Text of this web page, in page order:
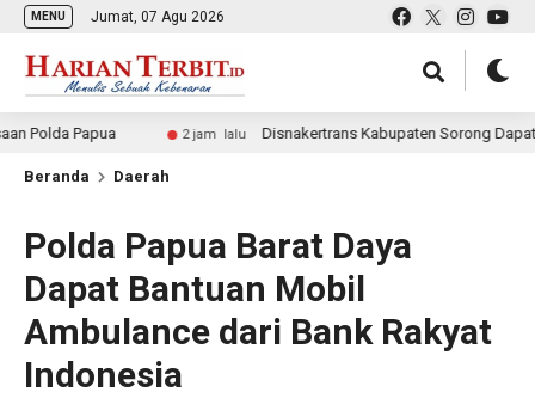
MENU Jumat, 07 Agu 2026
Papua 2 jam lalu Disnakertrans Kabupaten Sorong Dapat Dana
Beranda Daerah
Polda Papua Barat Daya
Dapat Bantuan Mobil
Ambulance dari Bank Rakyat
Indonesia